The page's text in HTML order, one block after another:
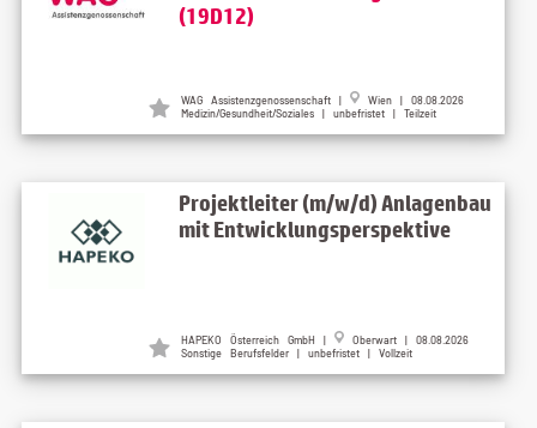
(19D12)
WAG Assistenzgenossenschaft | Wien | 08.08.2026
Medizin/Gesundheit/Soziales | unbefristet | Teilzeit
Projektleiter (m/w/d) Anlagenbau
mit Entwicklungsperspektive
HAPEKO Österreich GmbH | Oberwart | 08.08.2026
Sonstige Berufsfelder | unbefristet | Vollzeit